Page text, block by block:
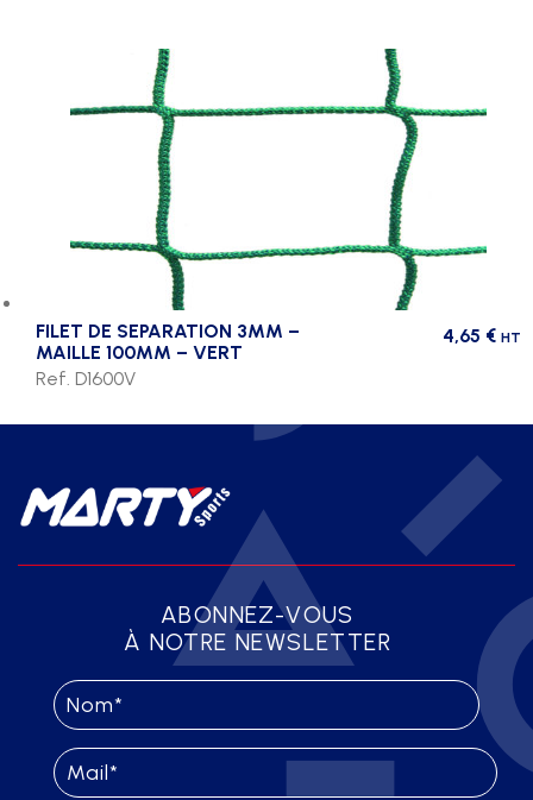
FILET DE SEPARATION 3MM –
MAILLE 100MM – VERT
4,65 € HT
Ref. D1600V
ABONNEZ-VOUS
À NOTRE NEWSLETTER